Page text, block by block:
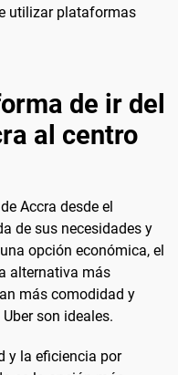
utilizar plataformas
de ir del
al centro
Accra desde el
de sus necesidades y
opción económica, el
alternativa más
más comodidad y
son ideales.
y la eficiencia por